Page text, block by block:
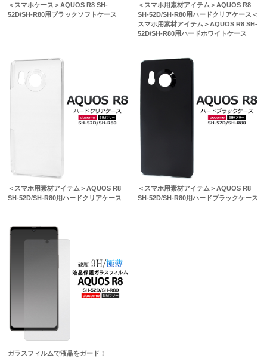
＜スマホケース＞AQUOS R8 SH-
52D/SH-R80用ブラックソフトケース
＜スマホ用素材アイテム＞AQUOS R8
SH-52D/SH-R80用ハードクリアケース＜
スマホ用素材アイテム＞AQUOS R8 SH-
52D/SH-R80用ハードホワイトケース
＜スマホ用素材アイテム＞AQUOS R8
SH-52D/SH-R80用ハードクリアケース
＜スマホ用素材アイテム＞AQUOS R8
SH-52D/SH-R80用ハードブラックケース
ガラスフィルムで液晶をガード！